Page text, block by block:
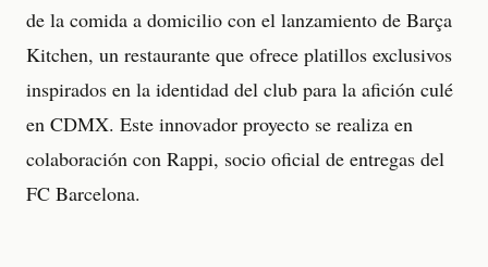
de la comida a domicilio con el lanzamiento de Barça
Kitchen, un restaurante que ofrece platillos exclusivos
inspirados en la identidad del club para la afición culé
en CDMX. Este innovador proyecto se realiza en
colaboración con Rappi, socio oficial de entregas del
FC Barcelona.